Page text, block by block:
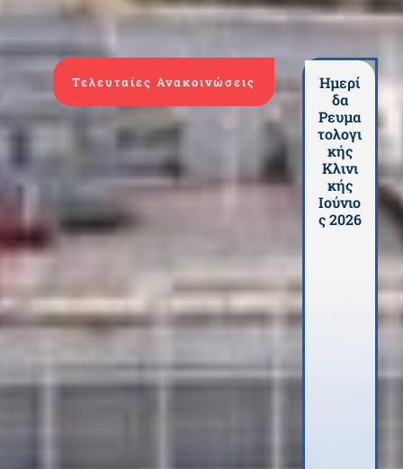
Τελευταίες Ανακοινώσεις
Ημερί
δα
Ρευμα
τολογι
κής
Κλινι
κής
Ιούνιο
ς 2026
ή
η
ών
ν